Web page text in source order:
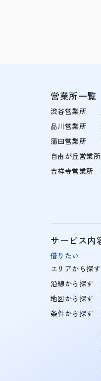
営業所一覧
渋谷営業所
品川営業所
蒲田営業所
自由が丘営業所
吉祥寺営業所
サービス内
借りたい
エリアから探す
沿線から探す
地図から探す
条件から探す